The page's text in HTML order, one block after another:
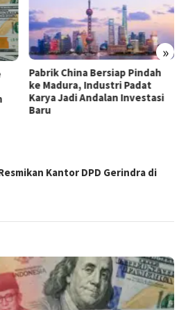
»
Pabrik China Bersiap Pindah
ke Madura, Industri Padat
Karya Jadi Andalan Investasi
Baru
Kantor DPD Gerindra di